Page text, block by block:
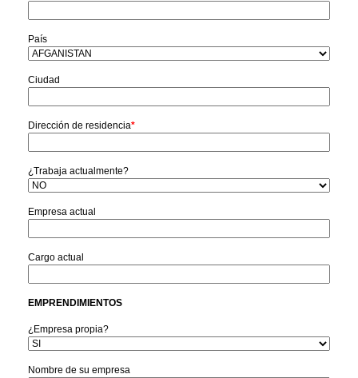
País
Ciudad
Dirección de residencia*
¿Trabaja actualmente?
Empresa actual
Cargo actual
EMPRENDIMIENTOS
¿Empresa propia?
Nombre de su empresa